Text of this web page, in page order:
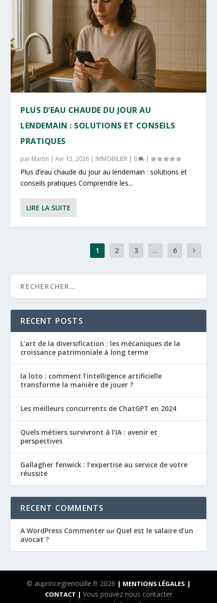
PLUS D’EAU CHAUDE DU JOUR AU
LENDEMAIN : SOLUTIONS ET CONSEILS
PRATIQUES
par Martin |Avr 15, 2026 | IMMOBILIER | 0 |
Plus d’eau chaude du jour au lendemain : solutions et
conseils pratiques Comprendre les...
LIRE LA SUITE
1 2 3 ... 6
RECENT POSTS
L’art de la diversification : les mécaniques de la
croissance patrimoniale à long terme
Ia loto : comment l’intelligence artificielle
transforme la manière de jouer ?
Les meilleurs concurrents de ChatGPT en 2024
Quels métiers survivront à l’IA : avenir et
perspectives
Gallagher fenwick : l’expertise au service de votre
réussite
RECENT COMMENTS
A WordPress Commenter sur Quel est le salaire d’un
avocat ?
© auprincegrenouille.fr 2026 | MENTIONS LÉGALES |
CONTACT | Vous pouvez nous contacter